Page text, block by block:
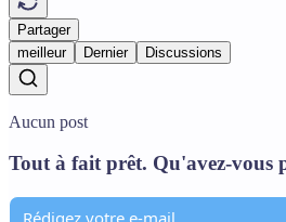
Partager
meilleur
Dernier Discussions
Aucun post
Tout à fait prêt. Qu'avez-vous